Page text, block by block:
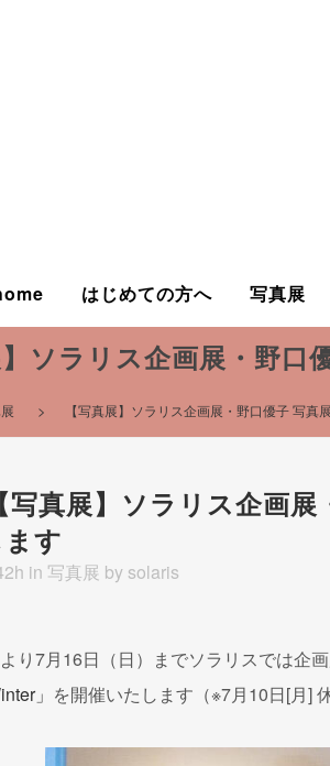
はじめての方へ 写真展
】ソラリス企画展・野
> 【写真展】ソラリス企画展・野口優子 写真
写真展】ソラリス企画
す
in 写真展 by solaris
り7月16日（日）までソラリスでは企画
」 を開催いたします（※7月10日[月] 休